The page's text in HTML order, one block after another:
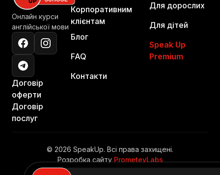
Онлайн курси
англійської мови
Договір
оферти
Договір
послуг
Корпоративним
клієнтам
Блог
FAQ
Контакти
Для дорослих
Для дітей
Speak Up
Premium
© 2026 SpeakUp. Всі права захищені.
Розробка сайту PrometeyLabs